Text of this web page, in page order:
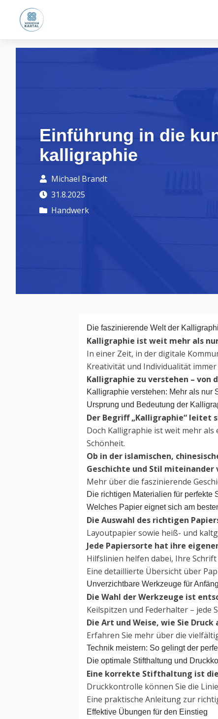
Einführung in die
kalligraphie
Michael Brandt
31.8.2025
Handwerk
Die faszinierende Welt der
Kalligraphie ist weit mehr als
In einer Zeit, in der digitale
Kreativität und Individualität
Kalligraphie zu verstehen – von
Kalligraphie verstehen: Mehr als nur
Ursprung und Bedeutung der
Der Begriff „Kalligraphie“ leitet
Doch Kalligraphie ist weit mehr
Schönheit.
Ob in der islamischen,
Geschichte und Stil miteinander
Mehr über die faszinierende
Die richtigen Materialien für perfekte
Welches Papier eignet sich am
Die Auswahl des richtigen
Layoutpapier sowie heiß- und
Jede Papiersorte hat ihre
Hilfslinien helfen dabei, Ihre
Eine detaillierte Übersicht über
Unverzichtbare Werkzeuge für
Die Wahl der Werkzeuge ist
Keilspitzen und Federhalter – jede
Die Art und Weise, wie Sie
Erfahren Sie mehr über die
Technik meistern: So gelingt der
Die optimale Stifthaltung und
Eine korrekte Stifthaltung ist
Druckkontrolle können Sie die
Eine praktische Anleitung zur
Effektive Übungen für den Einstieg